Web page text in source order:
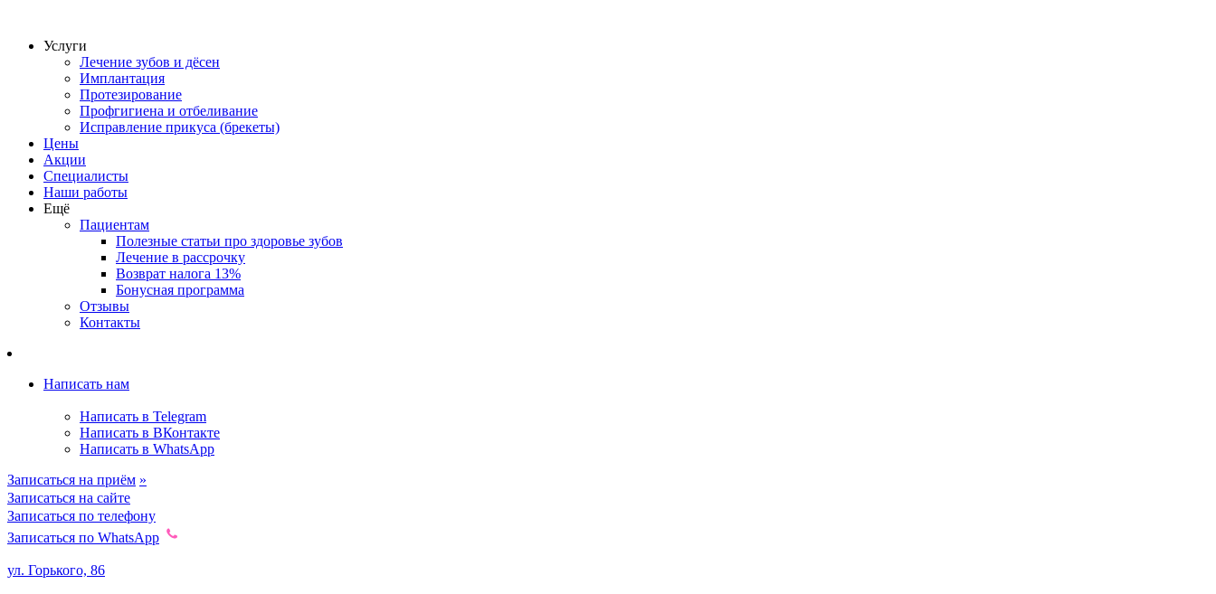
Услуги
Лечение зубов и дёсен
Имплантация
Протезирование
Профгигиена и отбеливание
Исправление прикуса (брекеты)
Цены
Акции
Специалисты
Наши работы
Ещё
Пациентам
Полезные статьи про здоровье зубов
Лечение в рассрочку
Возврат налога 13%
Бонусная программа
Отзывы
Контакты
Написать нам
Написать в Telegram
Написать в ВКонтакте
Написать в WhatsApp
Записаться на приём »
Записаться на сайте
Записаться по телефону
Записаться по WhatsApp
ул. Горького, 86